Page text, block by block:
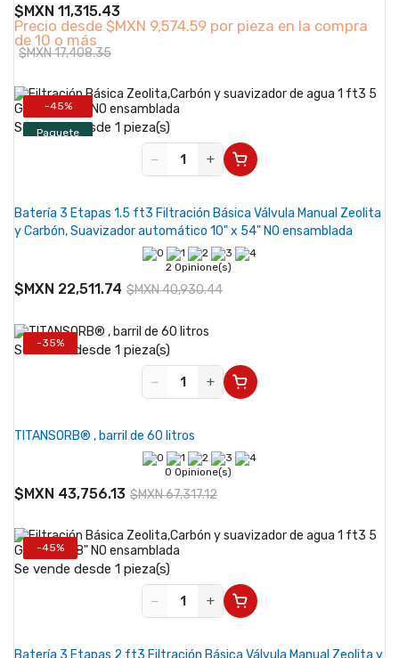
$MXN 11,315.43
Precio desde $MXN 9,574.59 por pieza en la compra
de 10 o más
$MXN 17,408.35
-45%
Paquete
Se vende desde 1 pieza(s)
−
+
Batería 3 Etapas 1.5 ft3 Filtración Básica Válvula Manual Zeolita
y Carbón, Suavizador automático 10" x 54" NO ensamblada
2 Opinione(s)
$MXN 22,511.74 $MXN 40,930.44
-35%
Se vende desde 1 pieza(s)
−
+
TITANSORB® , barril de 60 litros
0 Opinione(s)
$MXN 43,756.13 $MXN 67,317.12
-45%
Se vende desde 1 pieza(s)
−
+